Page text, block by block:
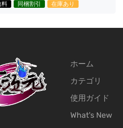
料
同梱割引 在庫あり
ホーム
カテゴリ
使用ガイド
What's New